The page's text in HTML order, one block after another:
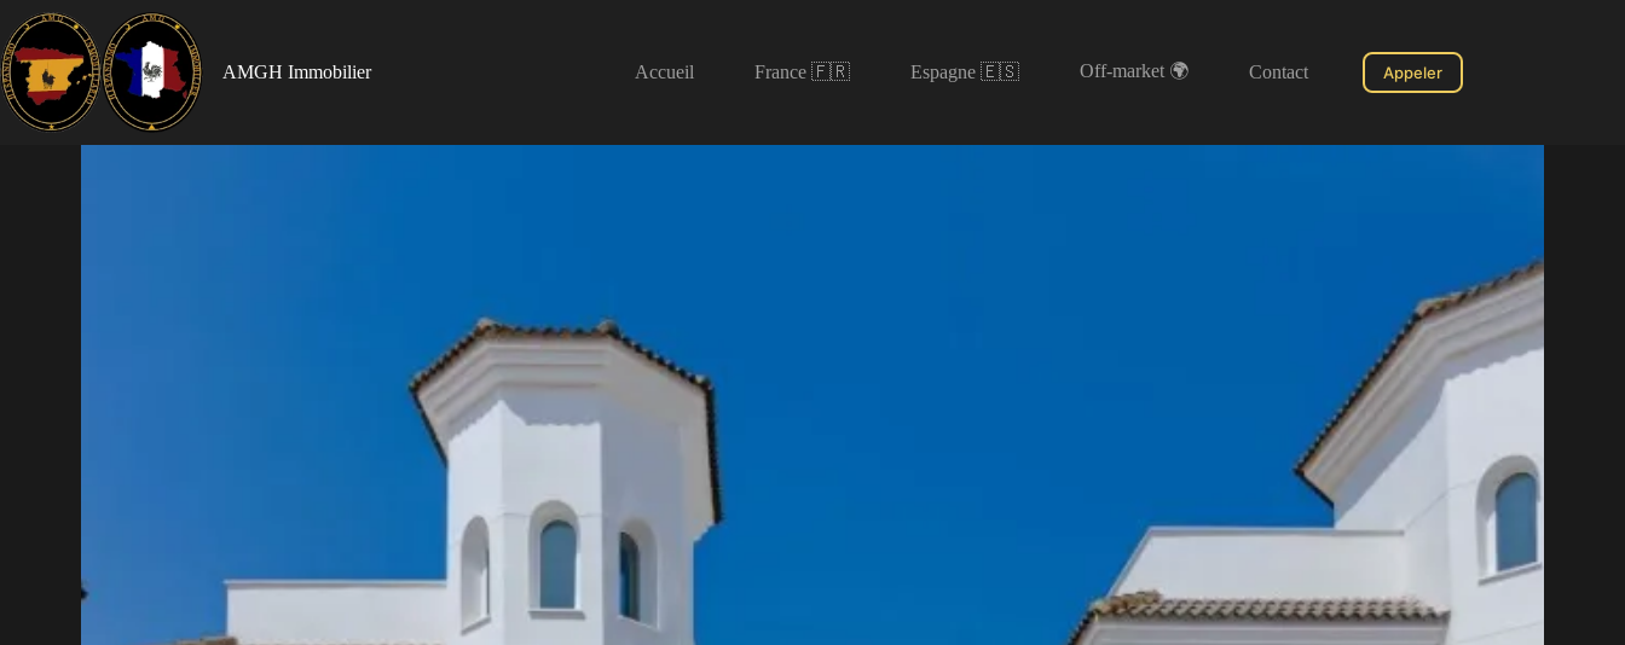
AMGH Immobilier Accueil France 🇫🇷 Espagne 🇪🇸 Off-market 🌍 Contact Appeler